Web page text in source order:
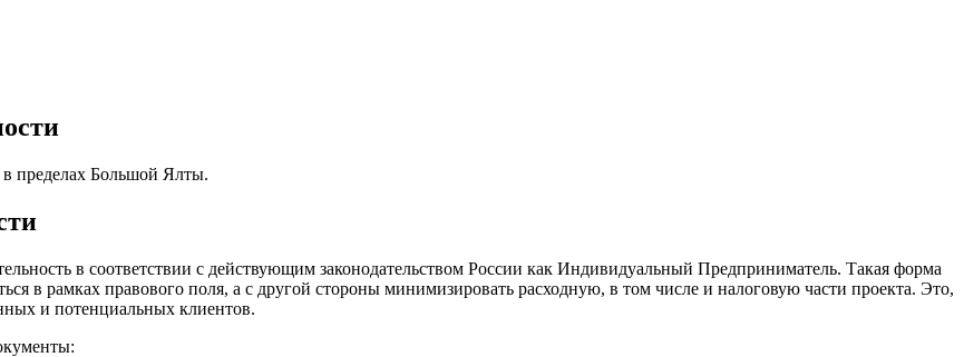
пределах Большой Ялты.
в соответствии с действующим законодательством России как Индивидуальный Предприниматель. Такая форма
в рамках правового поля, а с другой стороны минимизировать расходную, в том числе и налоговую части проекта. Это,
и потенциальных клиентов.